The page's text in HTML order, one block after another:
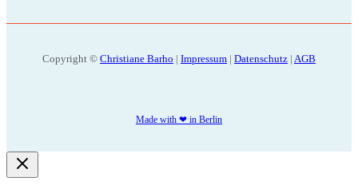
Copyright © Christiane Barho | Impressum | Datenschutz | AGB
Made with ❤ in Berlin